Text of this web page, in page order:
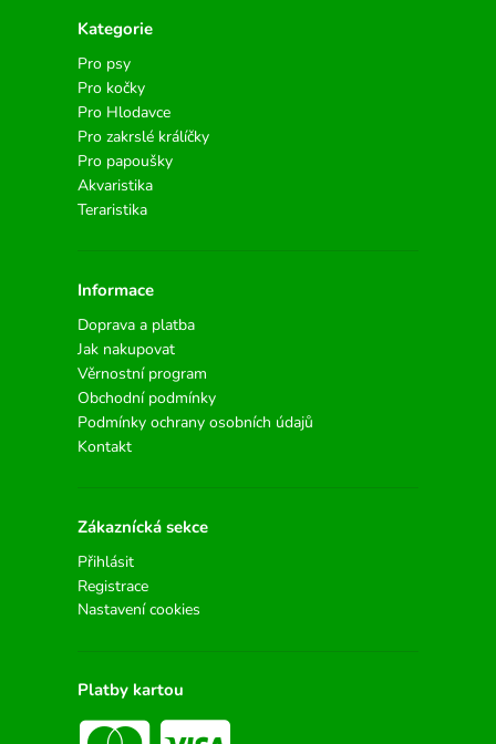
Kategorie
Pro psy
Pro kočky
Pro Hlodavce
Pro zakrslé králíčky
Pro papoušky
Akvaristika
Teraristika
Informace
Doprava a platba
Jak nakupovat
Věrnostní program
Obchodní podmínky
Podmínky ochrany osobních údajů
Kontakt
Zákaznícká sekce
Přihlásit
Registrace
Nastavení cookies
Platby kartou